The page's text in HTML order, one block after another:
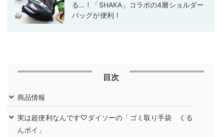
る…！「SHAKA」コラボの4層ショルダー
バッグが便利！
目次
商品情報
実は超便利なんです♡ダイソーの「ゴミ取り手袋 くる
んポイ」